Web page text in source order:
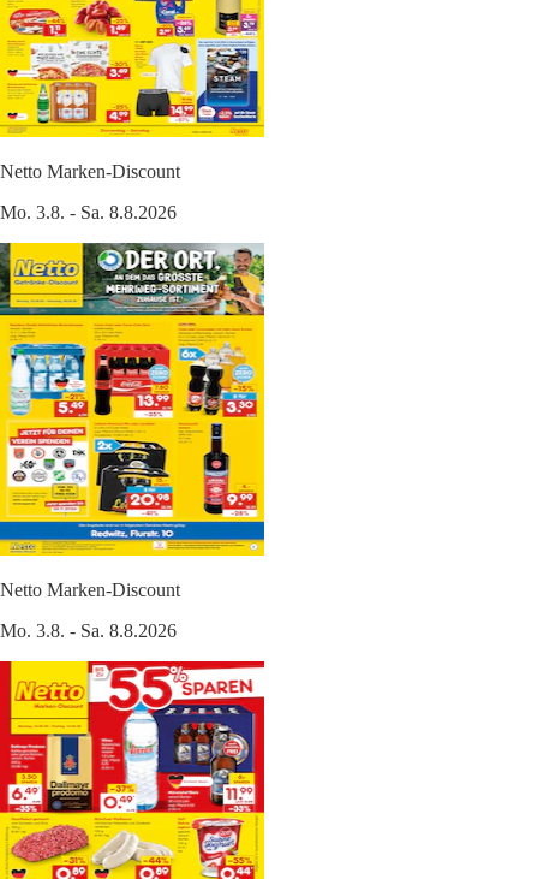
Netto Marken-Discount
Mo. 3.8. - Sa. 8.8.2026
Netto Marken-Discount
Mo. 3.8. - Sa. 8.8.2026